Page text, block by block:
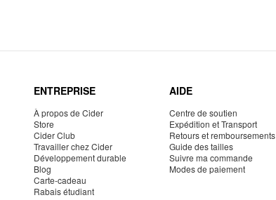
ENTREPRISE
À propos de Cider
Store
Cider Club
Travailler chez Cider
Développement durable
Blog
Carte-cadeau
Rabais étudiant
AIDE
Centre de soutien
Expédition et Transport
Retours et remboursements
Guide des tailles
Suivre ma commande
Modes de paiement